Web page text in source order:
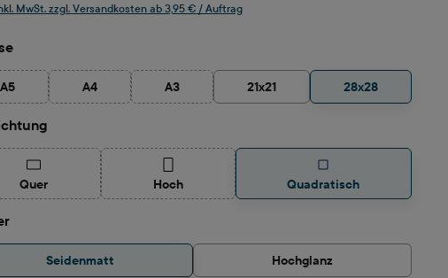
MwSt. zzgl. Versandkosten ab 3,95 € / Auftrag
auswählen
A5
(Diese Option ist zurzeit nicht verfügbar.)
A4
(Diese Option ist zurzeit nicht verfügbar.)
A3
(Diese Option ist zurzeit nicht verfügbar.)
21x21 28x28
auswählen
Quer(Diese Option ist zurzeit nicht verfügbar.)
Hoch
(Diese Option ist zurzeit nicht verfügbar.)
Quadratisch
auswählen
Seidenmatt Hochglanz